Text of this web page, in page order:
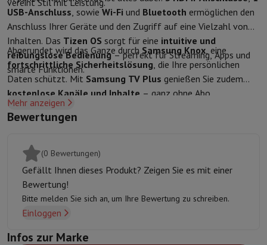
FernseherAlle FernseherFernseher SamsungTV LGTV Sony TV
Periphere GeräteHeimkinoSoundbarDVD- & Blu-ray-Player
LautsprecherKabellose LautsprecherHi-Fi-Lautsprecher
Kopfhörer & OhrhörerAlle KopfhörerApple AirPodsIn-Ear
UnterwegsTragbarer DVD-PlayerTragbarer CD-PlayerBluetooth-
Heim-AudioHifi-AnlageVerstärkerPlattenspielerCD-SpielerRadios
Halterungen Alle MedienTV-Möbel TV-StänderStänder für
ZubehörAudio- & Videokabel
Fotografie & Video
Beliebte MarkenNikon Kamera
SofortbildkamerasInstax-Kamera Fotopapier instax
GoProGoPro-Kameras
VideoAction CamCamcorder
Zubehör für Spiegelreflexkameras
Schutz- & Transporttaschen
vereint Stil mit Leistung.
USB-Anschluss, sowie Wi-Fi und Bluetooth ermöglichen den
Anschluss Ihrer Geräte und den Zugriff auf eine Vielzahl von
Inhalten. Das Tizen OS sorgt für eine intuitive und
reibungslose Bedienung– perfekt für Streaming, Apps und
smarte Funktionen.
Abgerundet wird das Ganze durch Samsung Knox, eine
fortschrittliche Sicherheitslösung, die Ihre persönlichen
Daten schützt. Mit Samsung TV Plus genießen Sie zudem
kostenlose Kanäle und Inhalte – ganz ohne Abo.
Mehr anzeigen
Bewertungen
(0 Bewertungen)
Gefällt Ihnen dieses Produkt? Zeigen Sie es mit einer
Bewertung!
Bitte melden Sie sich an, um Ihre Bewertung zu schreiben.
Einloggen
Infos zur Marke